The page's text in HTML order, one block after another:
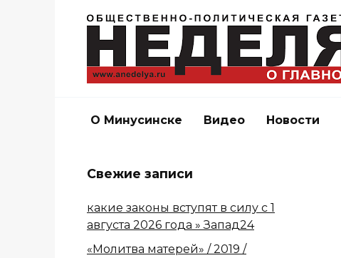
О Минусинске Видео Новости
Свежие записи
какие законы вступят в силу с 1
августа 2026 года » Запад24
«Молитва матерей» / 2019 /